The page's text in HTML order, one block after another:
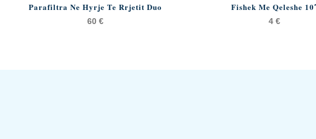
Parafiltra Ne Hyrje Te Rrjetit Duo
60 €
Fishek Me Qeleshe
4€